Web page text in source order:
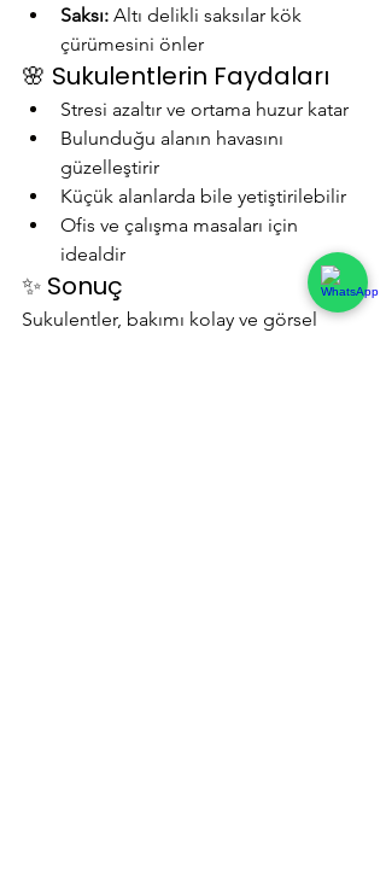
Saksı: Altı delikli saksılar kök
çürümesini önler
🌸 Sukulentlerin Faydaları
Stresi azaltır ve ortama huzur katar
Bulunduğu alanın havasını
güzelleştirir
Küçük alanlarda bile yetiştirilebilir
Ofis ve çalışma masaları için
idealdir
✨ Sonuç
Sukulentler, bakımı kolay ve görsel